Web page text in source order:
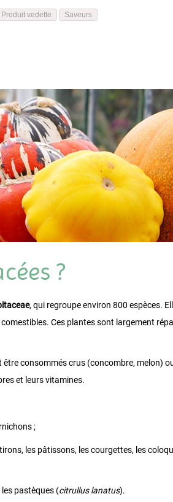
Produit vedette Saveurs
?
, qui regroupe environ 800 espèces.
Ces plantes sont largement
consommés crus (concombre, melon)
et leurs vitamines.
;
les pâtissons, les courgettes, les
pastèques (citrullus lanatus).